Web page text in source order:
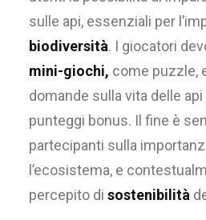
sulle api, essenziali per
biodiversità. I giocatori
mini-giochi, come puzzle,
domande sulla vita delle
punteggi bonus. Il fine è
partecipanti sulla
l’ecosistema, e
percepito di sostenibilità